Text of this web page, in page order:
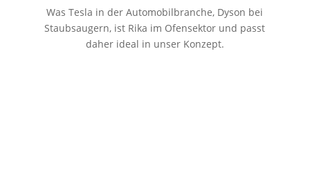
Was Tesla in der Automobilbranche, Dyson bei
Staubsaugern, ist Rika im Ofensektor und passt
daher ideal in unser Konzept.